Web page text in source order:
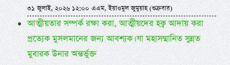
৩১ জুলাই, ২০২৬ ১২:০০ এএম, ইয়াওমুল জুমুয়াহ (শুক্রবার)
আত্মীয়তার সম্পর্ক রক্ষা করা, আত্মীয়দের হক্ব আদায় করা
প্রত্যেক মুসলমানের জন্য আবশ্যক। যা মহাসম্মানিত সুন্নত
মুবারক উনার অন্তর্ভুক্ত